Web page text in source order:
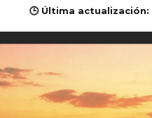
🕒 Última actualización: